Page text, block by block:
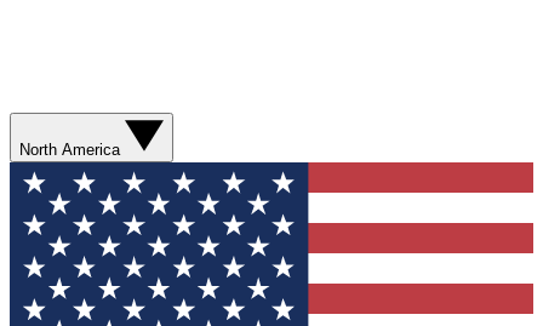
North America